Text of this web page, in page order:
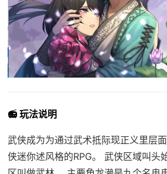
📻 玩法说明
武侠成为为通过武术抵际现正义里层
侠迷你述风格的RPG。 武侠区域叫头